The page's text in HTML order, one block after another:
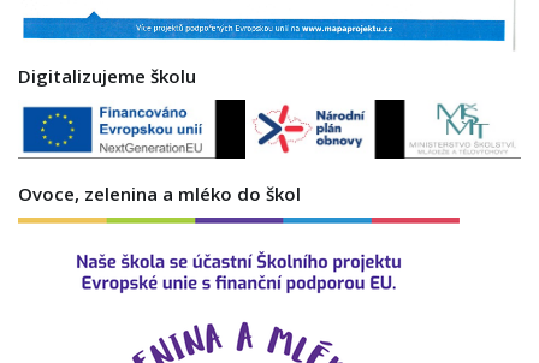
Digitalizujeme školu
Ovoce, zelenina a mléko do škol